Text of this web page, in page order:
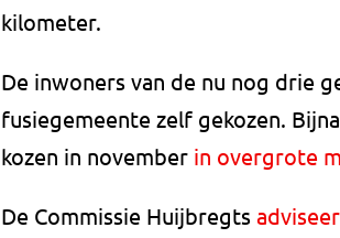
kilometer.
De inwoners van de nu nog drie
fusiegemeente zelf gekozen.
kozen in november in overgrote
De Commissie Huijbregts